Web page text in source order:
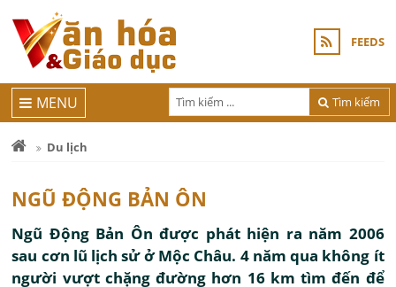
FEEDS
Tìm kiếm
MENU
Du lịch
NGŨ ĐỘNG BẢN ÔN
Ngũ Động Bản Ôn được phát hiện ra năm 2006
sau cơn lũ lịch sử ở Mộc Châu. 4 năm qua không ít
người vượt chặng đường hơn 16 km tìm đến để